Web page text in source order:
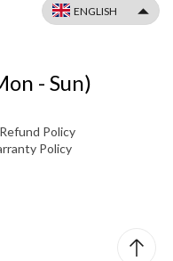
- Sun)
Policy
Policy